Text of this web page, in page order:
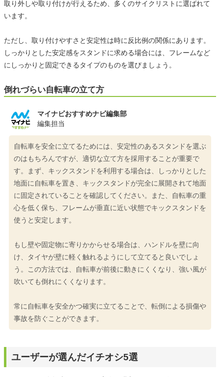
取り外しや取り付けが行えるため、多くのサイクリストに選ばれて
います。
ただし、取り付けやすさと安定性は時に反比例の関係にあります。
しっかりとした安定感をスタンドに求める場合には、フレームなど
にしっかりと固定できるタイプのものを選びましょう。
倒れづらい自転車の立て方
マイナビおすすめナビ編集部
編集担当
自転車を安全に立てるためには、安定性のあるスタンドを選ぶ
のはもちろんですが、適切な立て方を採用することが重要で
す。まず、キックスタンドを利用する場合は、しっかりとした
地面に自転車を置き、キックスタンドが完全に展開されて地面
に固定されていることを確認してください。また、自転車の重
心を低く保ち、フレームが垂直に近い状態でキックスタンドを
使うと安定します。
もし壁や固定物に寄りかからせる場合は、ハンドルを壁に向
け、タイヤが壁に軽く触れるようにして立てると良いでしょ
う。この方法では、自転車が前後に動きにくくなり、強い風が
吹いても倒れにくくなります。
常に自転車を安全かつ確実に立てることで、転倒による損傷や
事故を防ぐことができます。
ユーザーが選んだイチオシ5選